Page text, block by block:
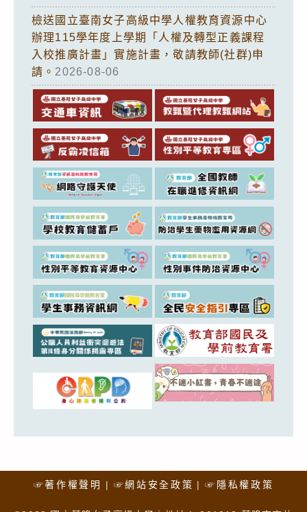
檢送國立臺南女子高級中學人權教育資源中心
辦理115學年度上學期「人權及轉型正義課程
入校推廣計畫」實施計畫，敬請教師(社群)申
請。 2026-08-06
☞著作權聲明 ☞網站安全政策 ☞隱私權政策